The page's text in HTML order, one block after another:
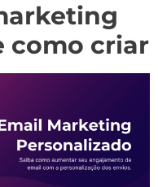
como criar